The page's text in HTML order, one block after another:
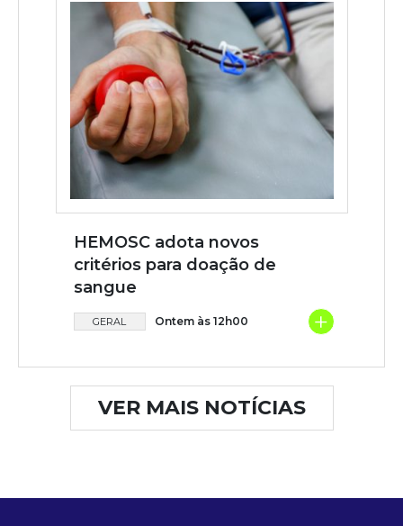
HEMOSC adota novos
critérios para doação de
sangue
GERAL Ontem às 12h00 +
VER MAIS NOTÍCIAS